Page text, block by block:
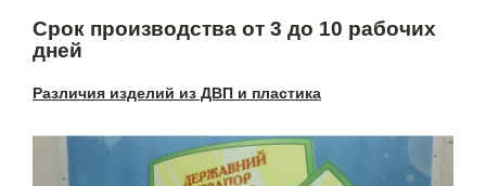
Срок производства от 3 до 10 рабочих
дней
Различия изделий из ДВП и пластика